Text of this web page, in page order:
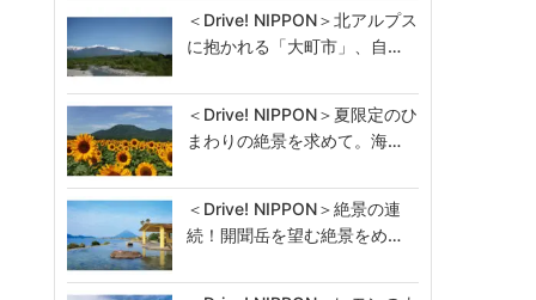
＜Drive! NIPPON＞北アルプス
に抱かれる「大町市」、自…
＜Drive! NIPPON＞夏限定のひ
まわりの絶景を求めて。海…
＜Drive! NIPPON＞絶景の連
続！開聞岳を望む絶景をめ…